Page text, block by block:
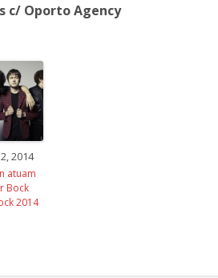
c/ Oporto Agency
2014
atuam
Bock
2014